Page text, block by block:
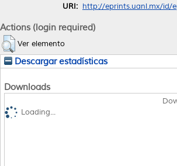
URI: http://eprints.uanl.mx/id/
Actions (login required)
Ver elemento
Descargar estadísticas
Downloads
Loading...